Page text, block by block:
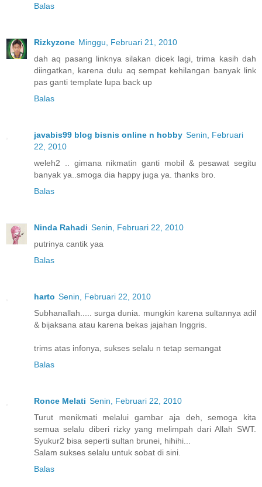
Balas
Rizkyzone Minggu, Februari 21, 2010
dah aq pasang linknya silakan dicek lagi, trima kasih dah
diingatkan, karena dulu aq sempat kehilangan banyak link
pas ganti template lupa back up
Balas
javabis99 blog bisnis online n hobby Senin, Februari
22, 2010
weleh2 .. gimana nikmatin ganti mobil & pesawat segitu
banyak ya..smoga dia happy juga ya. thanks bro.
Balas
Ninda Rahadi Senin, Februari 22, 2010
putrinya cantik yaa
Balas
harto Senin, Februari 22, 2010
Subhanallah..... surga dunia. mungkin karena sultannya adil
& bijaksana atau karena bekas jajahan Inggris.
trims atas infonya, sukses selalu n tetap semangat
Balas
Ronce Melati Senin, Februari 22, 2010
Turut menikmati melalui gambar aja deh, semoga kita
semua selalu diberi rizky yang melimpah dari Allah SWT.
Syukur2 bisa seperti sultan brunei, hihihi...
Salam sukses selalu untuk sobat di sini.
Balas